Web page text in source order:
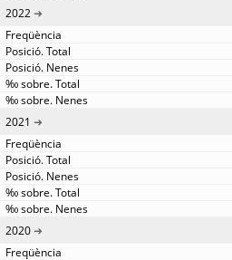
2022
2021
2020